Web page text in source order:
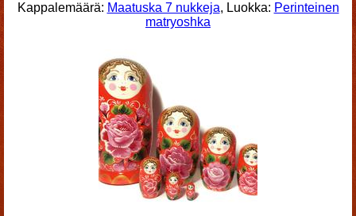
Kappalemäärä: Maatuska 7 nukkeja, Luokka: Perinteinen
matryoshka